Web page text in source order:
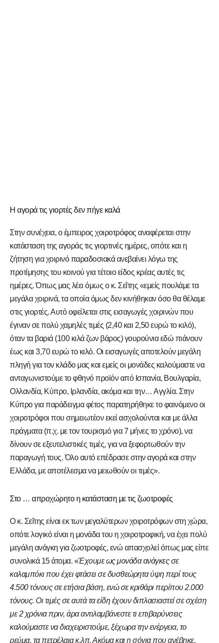
Η αγορά τις γιορτές δεν πήγε καλά
Στην συνέχεια, ο έμπειρος χοιροτρόφος αναφέρεται στην
κατάσταση της αγοράς τις γιορτινές ημέρες, οπότε και η
ζήτηση για χοιρινό παραδοσιακά ανεβαίνει λόγω της
προτίμησης του κοινού για τέτοιο είδος κρέας αυτές τις
ημέρες. Όπως μας λέει όμως ο κ. Σεΐτης «εμείς πουλάμε τα
μεγάλα χοιρινά, τα οποία όμως δεν κινήθηκαν όσο θα θέλαμε
στις γιορτές. Αυτό οφείλεται στις εισαγωγές χοιρινών που
έγιναν σε πολύ χαμηλές τιμές (2,40 και 2,50 ευρώ το κιλό),
όταν τα βαριά (100 κιλά ζων βάρος) γουρούνια εδώ πιάνουν
έως και 3,70 ευρώ το κιλό. Οι εισαγωγές αποτελούν μεγάλη
πληγή για τον κλάδο μας και εμείς οι μονάδες καλούμαστε να
ανταγωνιστούμε το φθηνό προϊόν από Ισπανία, Βουλγαρία,
Ολλανδία, Κύπρο, Ιρλανδία, ακόμα και την… Αγγλία. Στην
Κύπρο για παράδειγμα φέτος παρατηρήθηκε το φαινόμενο οι
χοιροτρόφοι που σημειωτέον εκεί ασχολούνται και με άλλα
πράγματα (π.χ. με τον τουρισμό για 7 μήνες το χρόνο), να
δίνουν σε εξευτελιστικές τιμές, για να ξεφορτωθούν την
παραγωγή τους. Όλο αυτό επέδρασε στην αγορά και στην
Ελλάδα, με αποτέλεσμα να μειωθούν οι τιμές».
Στο … απροχώρητο η κατάσταση με τις ζωοτροφές
Ο κ. Σεΐτης είναι εκ των μεγαλύτερων χοιροτρόφων στη χώρα,
οπότε λογικό είναι η μονάδα του η χοιροτροφική, να έχει πολύ
μεγάλη ανάγκη για ζωοτροφές, ενώ απασχολεί όπως μας είπε
συνολικά 15 άτομα. «Έχουμε ως μονάδα ανάγκες σε
καλαμπόκι που έχει φτάσει σε δυσθεώρητα ύψη περί τους
4.500 τόνους σε ετήσια βάση, ενώ σε κριθάρι περίπου 2.000
τόνους. Οι τιμές σε αυτά τα είδη έχουν διπλασιαστεί σε σχέση
με 2 χρόνια πριν, άρα αντιλαμβάνεστε τι επιβαρύνσεις
καλούμαστε να διαχειριστούμε, ξέχωρα την ενέργεια, το
ρεύμα, τα πετρέλαια κ.λπ. Ακόμα και η σόγια που ανέβηκε,